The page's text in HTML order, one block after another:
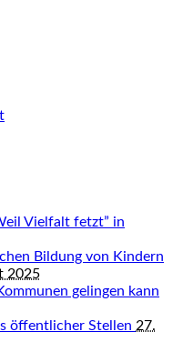
Vielfalt fetzt” in
Bildung von Kindern
2025
gelingen kann
öffentlicher Stellen 27.